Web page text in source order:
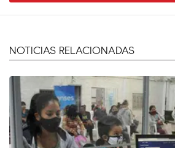
NOTICIAS RELACIONADAS